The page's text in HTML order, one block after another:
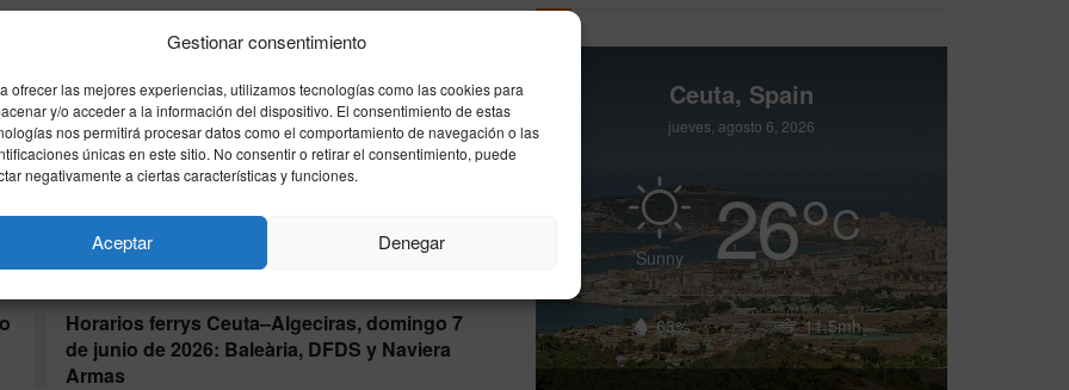
Gestionar consentimiento
ofrecer las mejores experiencias, utilizamos tecnologías como las cookies para
y/o acceder a la información del dispositivo. El consentimiento de estas
nos permitirá procesar datos como el comportamiento de navegación o las
únicas en este sitio. No consentir o retirar el consentimiento, puede
negativamente a ciertas características y funciones.
Aceptar Denegar
del evento tanto en sus canales habituales de
‘online’ y soportes digitales en directo.
Enviar Compartir
Horarios ferrys Ceuta–Algeciras, domingo 7
de junio de 2026: Baleària, DFDS y Naviera
Armas
Ceuta, Spain
jueves, agosto 6, 2026
Sunny 26°C
63% 11.5mh